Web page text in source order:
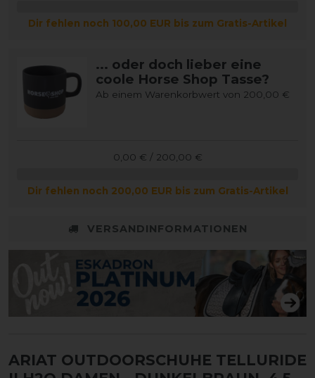
Dir fehlen noch 100,00 EUR bis zum Gratis-Artikel
... oder doch lieber eine
coole Horse Shop Tasse?
Ab einem Warenkorbwert von 200,00 €
0,00 € / 200,00 €
Dir fehlen noch 200,00 EUR bis zum Gratis-Artikel
VERSANDINFORMATIONEN
ARIAT OUTDOORSCHUHE TELLURIDE